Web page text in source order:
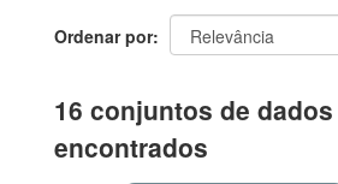
Ordenar por
16 conjuntos de dados
encontrados